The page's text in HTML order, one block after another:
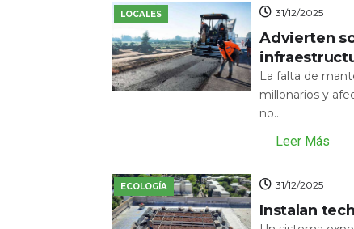
LOCALES 31/12/2025
Advierten
La falta de
millonarios y
no...
Leer Más
ECOLOGÍA 31/12/2025
Instalan